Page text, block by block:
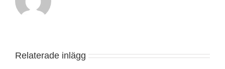
Relaterade inlägg